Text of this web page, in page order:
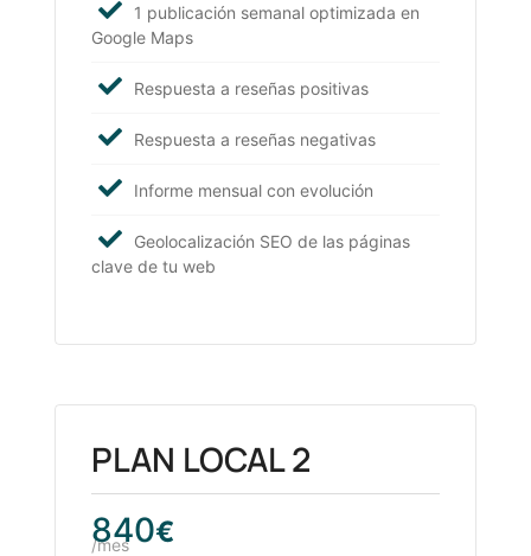
1 publicación semanal optimizada en
Google Maps
Respuesta a reseñas positivas
Respuesta a reseñas negativas
Informe mensual con evolución
Geolocalización SEO de las páginas
clave de tu web
PLAN LOCAL 2
840€
/mes